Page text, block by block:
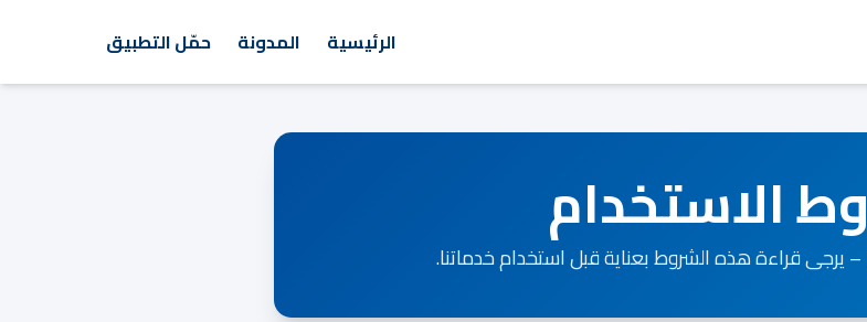
الرئيسية المدونة حمّل التطبيق
الاستخدام
يرجى قراءة هذه الشروط بعناية قبل استخدام خدماتنا.